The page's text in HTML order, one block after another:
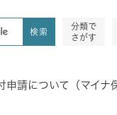
分類で
さがす
請について（マイナ